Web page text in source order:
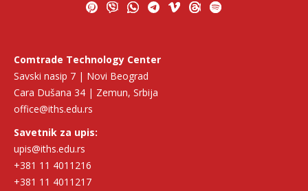
Comtrade Technology Center
Savski nasip 7 | Novi Beograd
Cara Dušana 34 | Zemun, Srbija
office@iths.edu.rs
Savetnik za upis:
upis@iths.edu.rs
+381 11 4011216
+381 11 4011217